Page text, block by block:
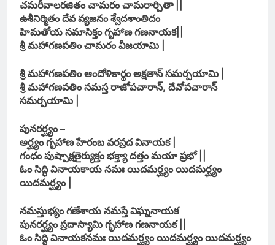
చమరీవాలరజితం చామరం చామరార్చితా ||
ఉశీనిర్మితం దేవ వ్యజనం శ్వేదశాంతిదం
హిమతోయ సమాసిక్తం గృహాణ గణనాయక||
శ్రీ మహాగణపతిం చామరం వీజయామి |
శ్రీ మహాగణపతిం ఆందోళికార్థం అక్షతాన్ సమర్పయామి |
శ్రీ మహాగణపతిం సమస్త రాజోపచారాన్, దేవోపచారాన్
సమర్పయామి |
పునరర్ఘ్యం –
అర్ఘ్యం గృహాణ హేరంబ వరప్రద వినాయక |
గంధం పుష్పాక్షతైర్యుక్తం భక్త్యా దత్తం మయా ప్రభో ||
ఓం సిద్ధి వినాయకాయ నమః యిదమర్ఘ్యం యిదమర్ఘ్యం
యిదమర్ఘ్యం |
నమస్తుభ్యం గణేశాయ నమస్తే విఘ్ననాయక
పునరర్ఘ్యం ప్రదాస్యామి గృహాణ గణనాయక ||
ఓం సిద్ధి వినాయకనమః యిదమర్ఘ్యం యిదమర్ఘ్యం యిదమర్ఘ్యం